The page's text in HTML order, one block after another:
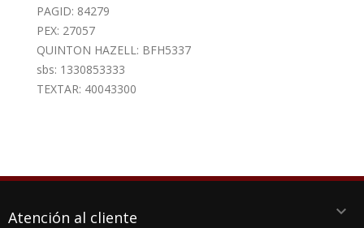
PAGID: 84279
PEX: 27057
QUINTON HAZELL: BFH5337
sbs: 1330853333
TEXTAR: 40043300
Atención al cliente keyboard_arrow_down